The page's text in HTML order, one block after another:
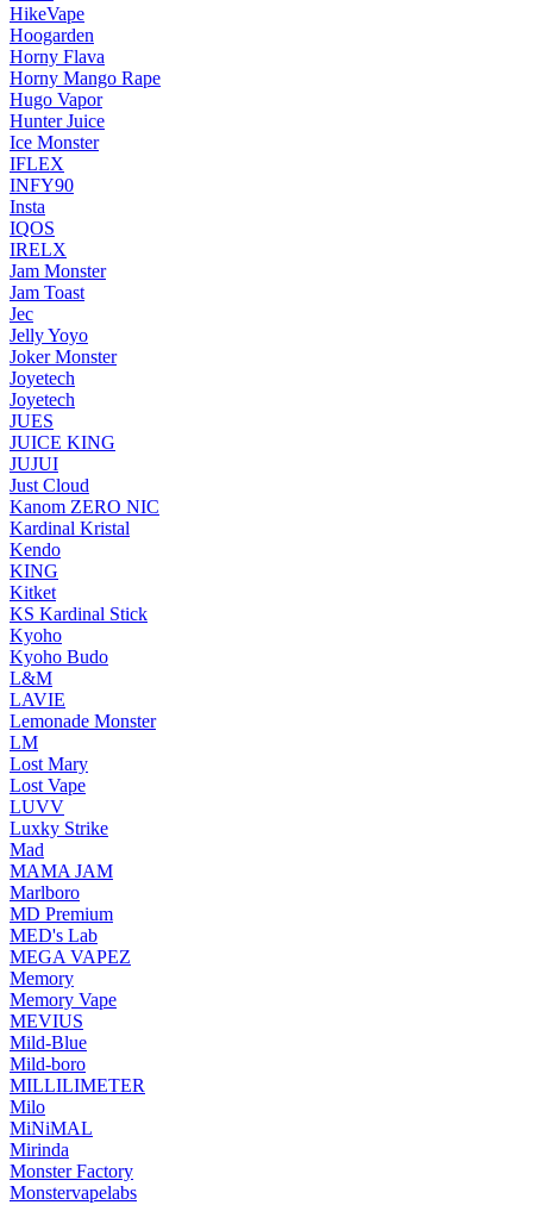
HikeVape
Hoogarden
Horny Flava
Horny Mango Rape
Hugo Vapor
Hunter Juice
Ice Monster
IFLEX
INFY90
Insta
IQOS
IRELX
Jam Monster
Jam Toast
Jec
Jelly Yoyo
Joker Monster
Joyetech
Joyetech
JUES
JUICE KING
JUJUI
Just Cloud
Kanom ZERO NIC
Kardinal Kristal
Kendo
KING
Kitket
KS Kardinal Stick
Kyoho
Kyoho Budo
L&M
LAVIE
Lemonade Monster
LM
Lost Mary
Lost Vape
LUVV
Luxky Strike
Mad
MAMA JAM
Marlboro
MD Premium
MED's Lab
MEGA VAPEZ
Memory
Memory Vape
MEVIUS
Mild-Blue
Mild-boro
MILLILIMETER
Milo
MiNiMAL
Mirinda
Monster Factory
Monstervapelabs